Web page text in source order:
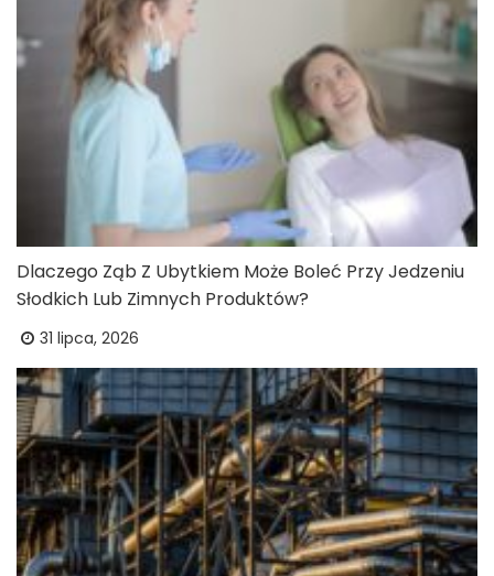
Dlaczego Ząb Z Ubytkiem Może Boleć Przy Jedzeniu
Słodkich Lub Zimnych Produktów?
31 lipca, 2026